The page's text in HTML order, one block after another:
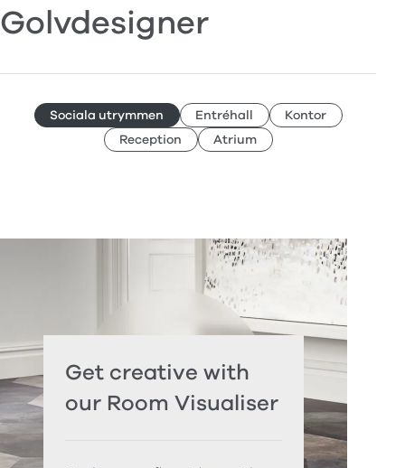
Golvdesigner
Sociala utrymmen Entréhall
Kontor
Reception
Atrium
Get creative with
our Room Visualiser